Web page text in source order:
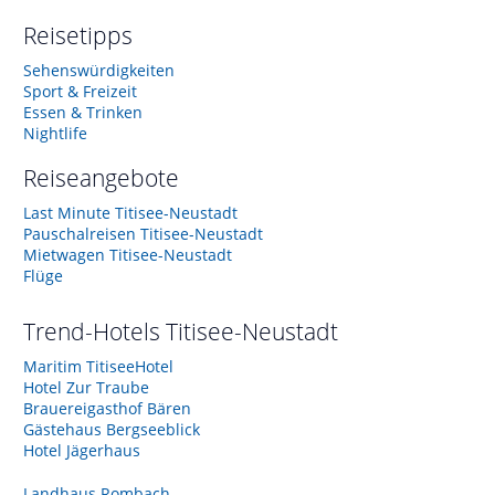
Reisetipps
Sehenswürdigkeiten
Sport & Freizeit
Essen & Trinken
Nightlife
Reiseangebote
Last Minute Titisee-Neustadt
Pauschalreisen Titisee-Neustadt
Mietwagen Titisee-Neustadt
Flüge
Trend-Hotels Titisee-Neustadt
Maritim TitiseeHotel
Hotel Zur Traube
Brauereigasthof Bären
Gästehaus Bergseeblick
Hotel Jägerhaus